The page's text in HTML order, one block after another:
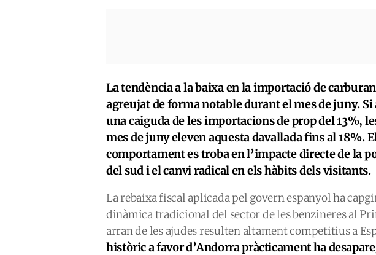
La tendència a la baixa en la importació de
agreujat de forma notable durant el mes de juny.
una caiguda de les importacions de prop del 13%,
mes de juny eleven aquesta davallada fins al 18%.
comportament es troba en l’impacte directe de la
del sud i el canvi radical en els hàbits dels visitants.
La rebaixa fiscal aplicada pel govern espanyol ha
dinàmica tradicional del sector de les benzineres al
arran de les ajudes resulten altament competitius a
històric a favor d’Andorra pràcticament ha